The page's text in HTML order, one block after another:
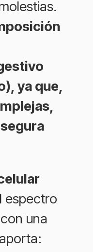
ya que,
espectro
una